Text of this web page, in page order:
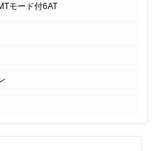
モード付6AT